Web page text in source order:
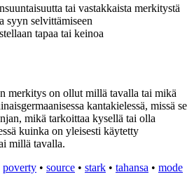
tai vastakkaista merkitystä
syyn selvittämiseen
tapaa tai keinoa
merkitys on ollut millä tavalla tai mikä
kantakielessä, missä se
mikä tarkoittaa kysellä tai olla
kuinka on yleisesti käytetty
millä tavalla.
poverty • source • stark • tahansa • mode